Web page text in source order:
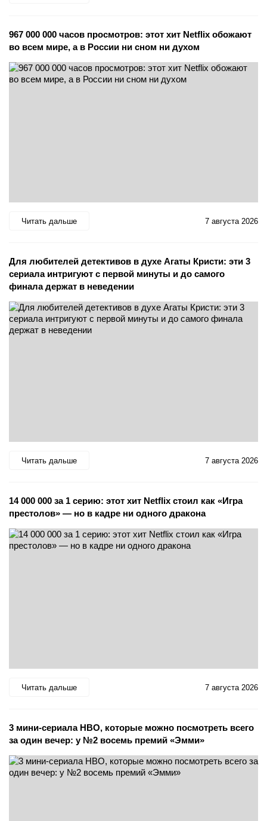
967 000 000 часов просмотров: этот хит Netflix обожают
во всем мире, а в России ни сном ни духом
Читать дальше 7 августа 2026
Для любителей детективов в духе Агаты Кристи: эти 3
сериала интригуют с первой минуты и до самого
финала держат в неведении
Читать дальше 7 августа 2026
14 000 000 за 1 серию: этот хит Netflix стоил как «Игра
престолов» — но в кадре ни одного дракона
Читать дальше 7 августа 2026
3 мини-сериала HBO, которые можно посмотреть всего
за один вечер: у №2 восемь премий «Эмми»